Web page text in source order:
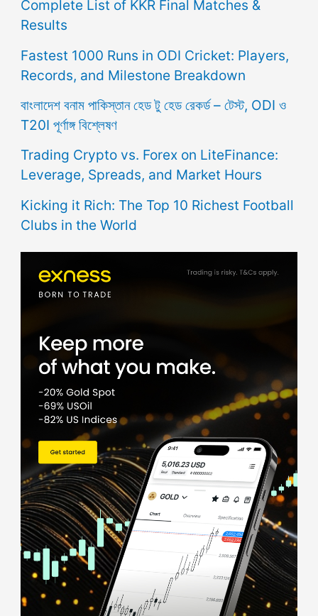
Complete List of KKR Final Matches &
Results
Fastest 1000 Runs in ODI Cricket: Players,
Records, and Milestone Breakdown
বাংলাদেশ বনাম পাকিস্তান হেড টু হেড রেকর্ড – টেস্ট, ODI ও
T20I পূর্ণাঙ্গ বিশ্লেষণ
Trading Crypto vs. Forex on LiteFinance:
Leverage, Spreads, and Market Hours
Kicking it Rich: The Top 10 Richest Football
Clubs in the World